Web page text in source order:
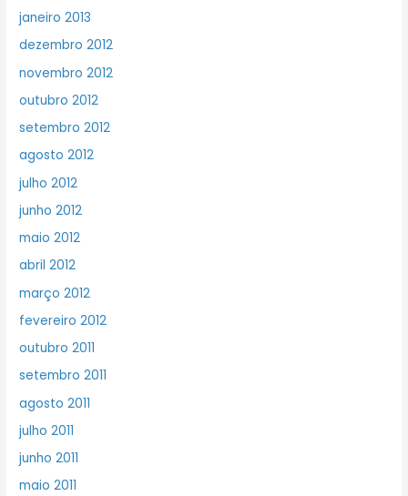
janeiro 2013
dezembro 2012
novembro 2012
outubro 2012
setembro 2012
agosto 2012
julho 2012
junho 2012
maio 2012
abril 2012
março 2012
fevereiro 2012
outubro 2011
setembro 2011
agosto 2011
julho 2011
junho 2011
maio 2011